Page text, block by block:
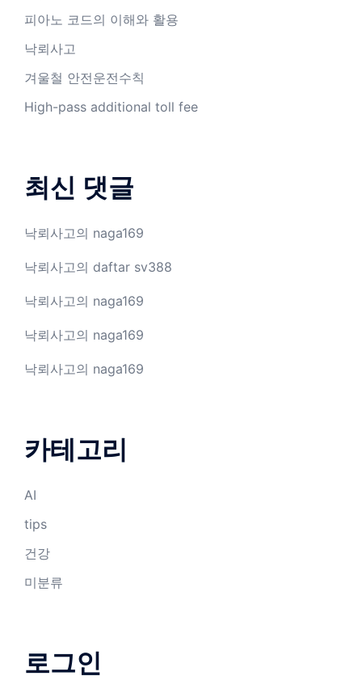
피아노 코드의 이해와 활용
낙뢰사고
겨울철 안전운전수칙
High-pass additional toll fee
최신 댓글
낙뢰사고의 naga169
낙뢰사고의 daftar sv388
낙뢰사고의 naga169
낙뢰사고의 naga169
낙뢰사고의 naga169
카테고리
AI
tips
건강
미분류
로그인